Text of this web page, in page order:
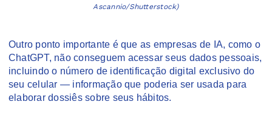
Ascannio/Shutterstock)
Outro ponto importante é que as empresas de IA, como o
ChatGPT, não conseguem acessar seus dados pessoais,
incluindo o número de identificação digital exclusivo do
seu celular — informação que poderia ser usada para
elaborar dossiês sobre seus hábitos.